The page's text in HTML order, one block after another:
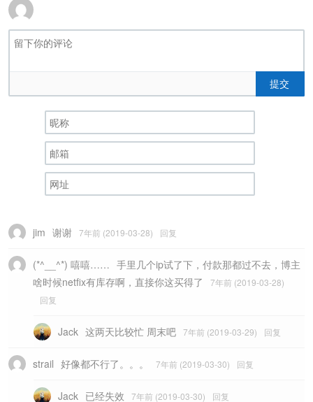
提交
jim 谢谢 7年前 (2019-03-28) 回复
(*^__^*) 嘻嘻…… 手里几个ip试了下，付款那都过不去，博主
啥时候netfix有库存啊，直接你这买得了
7年前 (2019-03-28)
回复
Jack 这两天比较忙 周末吧 7年前 (2019-03-29) 回复
strail 好像都不行了。。。 7年前 (2019-03-30) 回复
Jack 已经失效 7年前 (2019-03-30) 回复